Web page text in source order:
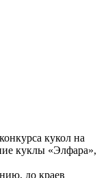
кукол на
куклы «Элфара»,
до краев